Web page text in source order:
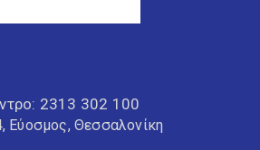
2313 302 100
Εύοσμος, Θεσσαλονίκη